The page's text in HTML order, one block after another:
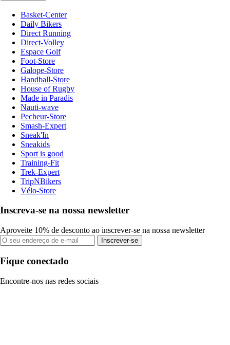
Basket-Center
Daily Bikers
Direct Running
Direct-Volley
Espace Golf
Foot-Store
Galope-Store
Handball-Store
House of Rugby
Made in Paradis
Nauti-wave
Pecheur-Store
Smash-Expert
Sneak'In
Sneakids
Sport is good
Training-Fit
Trek-Expert
TripNBikers
Vélo-Store
Inscreva-se na nossa newsletter
Aproveite 10% de desconto ao inscrever-se na nossa newsletter
Inscrever-se
Fique conectado
Encontre-nos nas redes sociais